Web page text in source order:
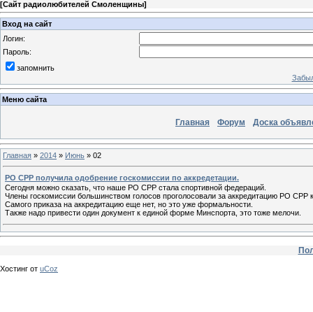
[Сайт радиолюбителей Смоленщины]
Вход на сайт
Логин:
Пароль:
запомнить
Меню сайта
Главная Форум Доска
Главная » 2014 » Июнь » 02
РО СРР получила одобрение госкомиссии по аккредетации.
Сегодня можно сказать, что наше РО СРР стала спортивной федераций.
Члены госкомиссии большинством голосов проголосовали за аккредитацию РО СРР
Самого приказа на аккредитацию еще нет, но это уже формальности.
Также надо привести один документ к единой форме Минспорта, это тоже мелочи.
Хостинг от uCoz